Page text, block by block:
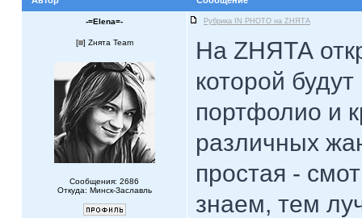
-=Elena=- Рубрика IN PHOTO на ZНЯТА
[ ] Zнята Team
Сообщения: 2686
Откуда: Минск-Заславль
На ZНЯТА
которой
портфолио и
различных
простая -
знаем, тем